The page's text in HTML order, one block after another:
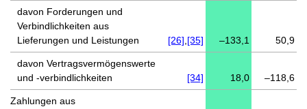
davon Forderungen und
Verbindlichkeiten aus
Lieferungen und Leistungen
[26] [35] –133,1 50,9
davon Vertragsvermögenswerte
und -verbindlichkeiten
[34] 18,0 –118,6
Zahlungen aus